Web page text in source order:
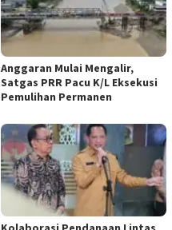
Anggaran Mulai Mengalir,
Satgas PRR Pacu K/L Eksekusi
Pemulihan Permanen